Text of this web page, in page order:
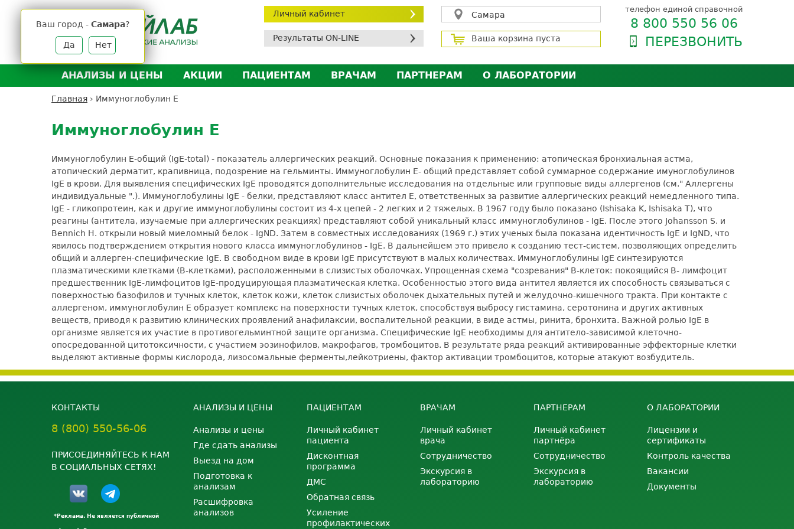
Личный кабинет
Результаты ON-LINE
Самара
Ваш город - Самара?
Да Нет
Ваша корзина пуста
телефон единой справочной
8 800 550 56 06
ПЕРЕЗВОНИТЬ
АНАЛИЗЫ И ЦЕНЫ
Анализы и цены
Выезд на дом
Расшифровка анализов
АКЦИИ
ПАЦИЕНТАМ
Усиление профилактических мер для безопасности пациентов
Налоговый вычет
ВРАЧАМ
ПАРТНЕРАМ
О ЛАБОРАТОРИИ
Главная › Иммуноглобулин Е
to
top
Иммуноглобулин Е
Иммуноглобулин Е-общий (IgE-total) - показатель аллергических реакций. Основные показания к применению: атопическая бронхиальная астма,
атопический дерматит, крапивница, подозрение на гельминты. Иммуноглобулин Е- общий представляет собой суммарное содержание имуноглобулинов
IgE в крови. Для выявления специфических IgE проводятся дополнительные исследования на отдельные или групповые виды аллергенов (см." Аллергены
индивидуальные ".). Иммуноглобулины IgE - белки, представляют класс антител Е, ответственных за развитие аллергических реакций немедленного типа.
IgE - гликопротеин, как и другие иммуноглобулины состоит из 4-х цепей - 2 легких и 2 тяжелых. В 1967 году было показано (Ishisaka K, Ishisaka T), что
реагины (антитела, изучаемые при аллергических реакциях) представляют собой уникальный класс иммуноглобулинов - IgE. После этого Johansson S. и
Bennich H. открыли новый миеломный белок - IgND. Затем в совместных исследованиях (1969 г.) этих ученых была показана идентичность IgE и IgND, что
явилось подтверждением открытия нового класса иммуноглобулинов - IgE. В дальнейшем это привело к созданию тест-систем, позволяющих определить
общий и аллерген-специфические IgE. В свободном виде в крови IgE присутствуют в малых количествах. Иммуноглобулины IgE синтезируются
плазматическими клетками (В-клетками), расположенными в слизистых оболочках. Упрощенная схема "созревания" В-клеток: покоящийся В- лимфоцит
предшественник IgE-лимфоцитов IgE-продуцирующая плазматическая клетка. Особенностью этого вида антител является их способность связываться с
поверхностью базофилов и тучных клеток, клеток кожи, клеток слизистых оболочек дыхательных путей и желудочно-кишечного тракта. При контакте с
аллергеном, иммуноглобулин Е образует комплекс на поверхности тучных клеток, способствуя выбросу гистамина, серотонина и других активных
веществ, приводя к развитию клинических проявлений анафилаксии, воспалительной реакции, в виде астмы, ринита, бронхита. Важной ролью IgE в
организме является их участие в противогельминтной защите организма. Специфические IgE необходимы для антитело-зависимой клеточно-
опосредованной цитотоксичности, с участием эозинофилов, макрофагов, тромбоцитов. В результате ряда реакций активированные эффекторные клетки
выделяют активные формы кислорода, лизосомальные ферменты,лейкотриены, фактор активации тромбоцитов, которые атакуют возбудитель.
КОНТАКТЫ
8 (800) 550-56-06
ПРИСОЕДИНЯЙТЕСЬ К НАМ
В СОЦИАЛЬНЫХ СЕТЯХ!
*Реклама. Не является публичной
АНАЛИЗЫ И ЦЕНЫ
Анализы и цены
Где сдать анализы
Выезд на дом
Подготовка к
анализам
Расшифровка
анализов
ПАЦИЕНТАМ
Личный кабинет
пациента
Дисконтная
программа
ДМС
Обратная связь
Усиление
профилактических
ВРАЧАМ
Личный кабинет
врача
Сотрудничество
Экскурсия в
лабораторию
ПАРТНЕРАМ
Личный кабинет
партнёра
Сотрудничество
Экскурсия в
лабораторию
О ЛАБОРАТОРИИ
Лицензии и
сертификаты
Контроль качества
Вакансии
Документы